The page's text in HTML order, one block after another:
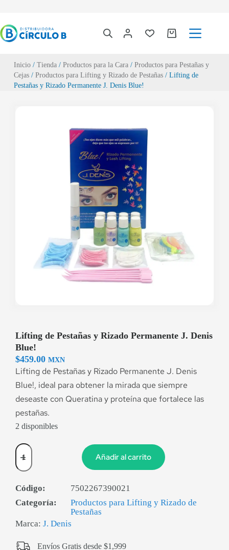
Inicio/ Tienda/ Productos para la Cara/ Productos para Pestañas y
Cejas/ Productos para Lifting y Rizado de Pestañas/ Lifting de
Pestañas y Rizado Permanente J. Denis Blue!
Lifting de Pestañas y Rizado Permanente J. Denis
Blue!
$459.00 MXN
Lifting de Pestañas y Rizado Permanente J. Denis
Blue!, ideal para obtener la mirada que siempre
deseaste con Queratina y proteína que fortalece las
pestañas.
2 disponibles
Añadir al carrito
Código:
7502267390021
Categoría:
Productos para Lifting y Rizado de
Pestañas
Marca: J. Denis
Envíos Gratis desde $1,999